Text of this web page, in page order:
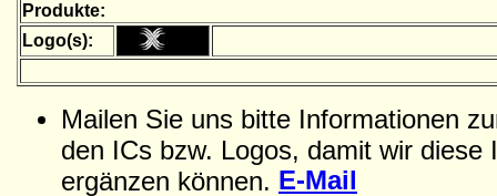
Produkte:
Logo(s):
Mailen Sie uns bitte Informationen
den ICs bzw. Logos, damit wir diese
ergänzen können. E-Mail